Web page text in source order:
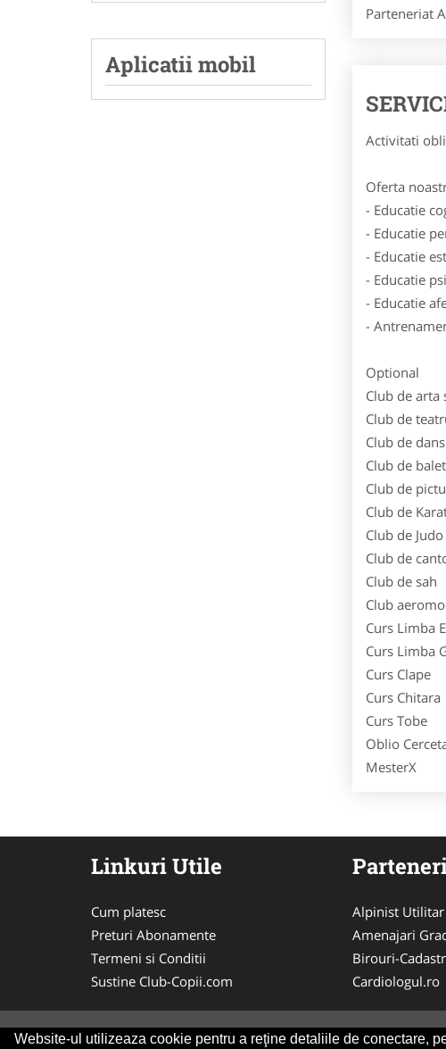
Website-ul utilizeaza cookie pentru a reţine detaliile de conectare,
Aplicatii mobil
Parteneriat
Activitati
Oferta
- Educatie
- Educatie
- Educatie
- Educatie
- Educatie
-
Optional
Club de arta
Club de
Club de dans
Club de balet
Club de
Club de
Club de Judo
Club de
Club de sah
Club
Curs Limba
Curs Limba
Curs Clape
Curs Chitara
Curs Tobe
Oblio
MesterX
Linkuri Utile
Cum platesc
Preturi Abonamente
Termeni si Conditii
Sustine Club-Copii.com
Alpinist Utilitar
Amenajari
Birouri-
Cardiologul.ro
© 2014-2026 Powered byVilonMedia& Tokaido Consult